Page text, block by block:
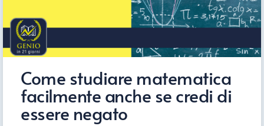
Come studiare matematica
facilmente anche se credi di
essere negato